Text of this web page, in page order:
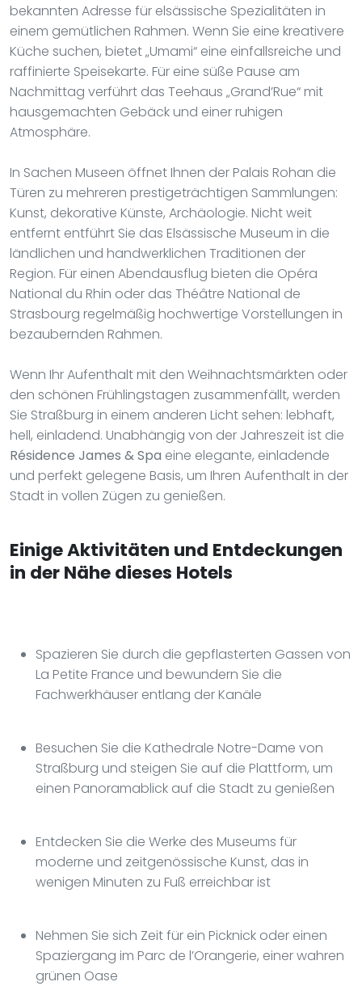
bekannten Adresse für elsässische Spezialitäten in
einem gemütlichen Rahmen. Wenn Sie eine kreativere
Küche suchen, bietet „Umami“ eine einfallsreiche und
raffinierte Speisekarte. Für eine süße Pause am
Nachmittag verführt das Teehaus „Grand’Rue“ mit
hausgemachten Gebäck und einer ruhigen
Atmosphäre.
In Sachen Museen öffnet Ihnen der Palais Rohan die
Türen zu mehreren prestigeträchtigen Sammlungen:
Kunst, dekorative Künste, Archäologie. Nicht weit
entfernt entführt Sie das Elsässische Museum in die
ländlichen und handwerklichen Traditionen der
Region. Für einen Abendausflug bieten die Opéra
National du Rhin oder das Théâtre National de
Strasbourg regelmäßig hochwertige Vorstellungen in
bezaubernden Rahmen.
Wenn Ihr Aufenthalt mit den Weihnachtsmärkten oder
den schönen Frühlingstagen zusammenfällt, werden
Sie Straßburg in einem anderen Licht sehen: lebhaft,
hell, einladend. Unabhängig von der Jahreszeit ist die
Résidence James & Spa eine elegante, einladende
und perfekt gelegene Basis, um Ihren Aufenthalt in der
Stadt in vollen Zügen zu genießen.
Einige Aktivitäten und Entdeckungen
in der Nähe dieses Hotels
Spazieren Sie durch die gepflasterten Gassen von
La Petite France und bewundern Sie die
Fachwerkhäuser entlang der Kanäle
Besuchen Sie die Kathedrale Notre-Dame von
Straßburg und steigen Sie auf die Plattform, um
einen Panoramablick auf die Stadt zu genießen
Entdecken Sie die Werke des Museums für
moderne und zeitgenössische Kunst, das in
wenigen Minuten zu Fuß erreichbar ist
Nehmen Sie sich Zeit für ein Picknick oder einen
Spaziergang im Parc de l’Orangerie, einer wahren
grünen Oase